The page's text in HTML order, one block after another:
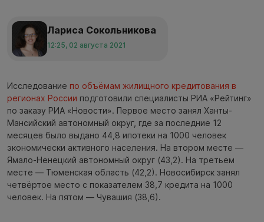
Лариса Сокольникова
12:25, 02 августа 2021
Исследование по объёмам жилищного кредитования в
регионах России подготовили специалисты РИА «Рейтинг»
по заказу РИА «Новости». Первое место занял Ханты-
Мансийский автономный округ, где за последние 12
месяцев было выдано 44,8 ипотеки на 1000 человек
экономически активного населения. На втором месте —
Ямало-Ненецкий автономный округ (43,2). На третьем
месте — Тюменская область (42,2). Новосибирск занял
четвёртое место с показателем 38,7 кредита на 1000
человек. На пятом — Чувашия (38,6).